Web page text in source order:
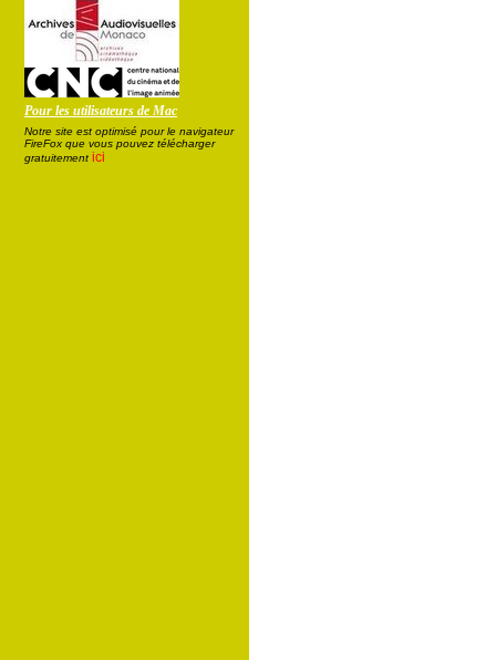
Pour les utilisateurs de Mac
Notre site est optimisé pour le navigateur
FireFox que vous pouvez télécharger
gratuitement ici